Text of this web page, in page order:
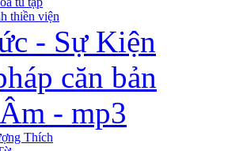
thiền viện
- Sự Kiện
căn bản
- mp3
Thích